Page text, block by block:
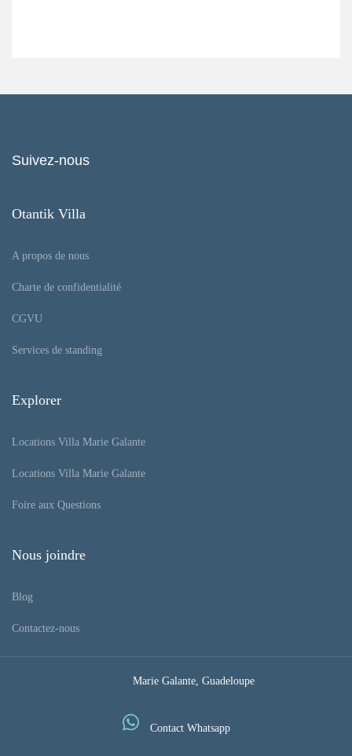
Suivez-nous
Otantik Villa
A propos de nous
Charte de confidentialité
CGVU
Services de standing
Explorer
Locations Villa Marie Galante
Locations Villa Marie Galante
Foire aux Questions
Nous joindre
Blog
Contactez-nous
Marie Galante, Guadeloupe
Contact Whatsapp